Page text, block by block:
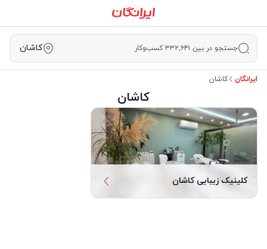
جستجو در بین ۳۳۲,۶۴۱ کسب‌وکار کاشان
ایرانگان کاشان
کاشان
کلینیک زیبایی کاشان